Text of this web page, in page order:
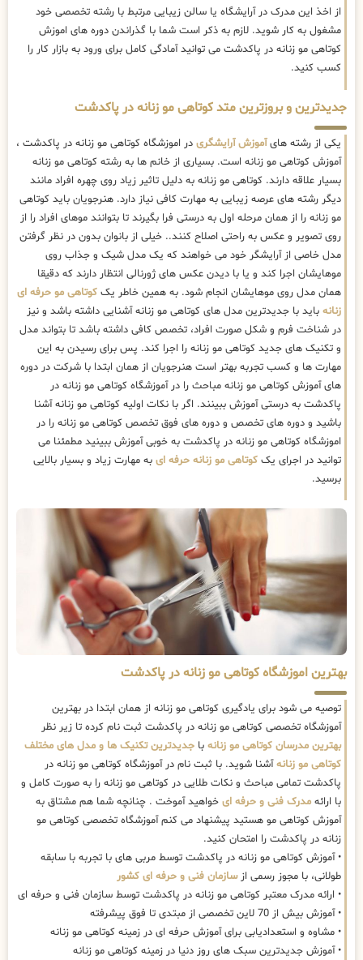
از اخذ این مدرک در آرایشگاه یا سالن زیبایی مرتبط با رشته تخصصی خود
مشغول به کار شوید. لازم به ذکر است شما با گذراندن دوره های اموزش
کوتاهی مو زنانه در پاکدشت می توانید آمادگی کامل برای ورود به بازار کار را
کسب کنید.
جدیدترین و بروزترین متد کوتاهی مو زنانه در پاکدشت
یکی از رشته هایآموزش آرایشگری در اموزشگاه کوتاهی مو زنانه در پاکدشت ،
آموزش کوتاهی مو زنانه است. بسیاری از خانم ها به رشته کوتاهی مو زنانه
بسیار علاقه دارند. کوتاهی مو زنانه به دلیل تاثیر زیاد روی چهره افراد مانند
دیگر رشته های عرصه زیبایی به مهارت کافی نیاز دارد. هنرجویان باید کوتاهی
مو زنانه را از همان مرحله اول به درستی فرا بگیرند تا بتوانند موهای افراد را از
روی تصویر و عکس به راحتی اصلاح کنند.. خیلی از بانوان بدون در نظر گرفتن
مدل خاصی از آرایشگر خود می خواهند که یک مدل شیک و جذاب روی
موهایشان اجرا کند و یا با دیدن عکس های ژورنالی انتظار دارند که دقیقا
همان مدل روی موهایشان انجام شود. به همین خاطر یک کوتاهی مو حرفه ای
زنانه باید با جدیدترین مدل های کوتاهی مو زنانه آشنایی داشته باشد و نیز
در شناخت فرم و شکل صورت افراد، تخصص کافی داشته باشد تا بتواند مدل
و تکنیک های جدید کوتاهی مو زنانه را اجرا کند. پس برای رسیدن به این
مهارت ها و کسب تجربه بهتر است هنرجویان از همان ابتدا با شرکت در دوره
های آموزش کوتاهی مو زنانه مباحث را در آموزشگاه کوتاهی مو زنانه در
پاکدشت به درستی آموزش ببینند. اگر با نکات اولیه کوتاهی مو زنانه آشنا
باشید و دوره های تخصص و دوره های فوق تخصص کوتاهی مو زنانه را در
اموزشگاه کوتاهی مو زنانه در پاکدشت به خوبی آموزش ببینید مطمئنا می
توانید در اجرای یک کوتاهی مو زنانه حرفه ای به مهارت زیاد و بسیار بالایی
برسید.
بهترین اموزشگاه کوتاهی مو زنانه در پاکدشت
توصیه می شود برای یادگیری کوتاهی مو زنانه از همان ابتدا در بهترین
آموزشگاه تخصصی کوتاهی مو زنانه در پاکدشت ثبت نام کرده تا زیر نظر
بهترین مدرسان کوتاهی مو زنانه با جدیدترین تکنیک ها و مدل های مختلف
کوتاهی مو زنانهآشنا شوید. با ثبت نام در آموزشگاه کوتاهی مو زنانه در
پاکدشت تمامی مباحث و نکات طلایی در کوتاهی مو زنانه را به صورت کامل و
با ارائه مدرک فنی و حرفه ای خواهید آموخت . چنانچه شما هم مشتاق به
آموزش کوتاهی مو هستید پیشنهاد می کنم آموزشگاه تخصصی کوتاهی مو
زنانه در پاکدشت را امتحان کنید.
• آموزش کوتاهی مو زنانه در پاکدشت توسط مربی های با تجربه با سابقه
طولانی، با مجوز رسمی ازسازمان فنی و حرفه ای کشور
• ارائه مدرک معتبر کوتاهی مو زنانه در پاکدشت توسط سازمان فنی و حرفه ای
• آموزش بیش از 70 لاین تخصصی از مبتدی تا فوق پیشرفته
• مشاوه و استعدادیابی برای آموزش حرفه ای در زمینه کوتاهی مو زنانه
• آموزش جدیدترین سبک های روز دنیا در زمینه کوتاهی مو زنانه